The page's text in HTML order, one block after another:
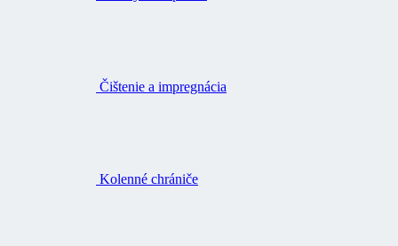
Čištenie a impregnácia
Kolenné chrániče